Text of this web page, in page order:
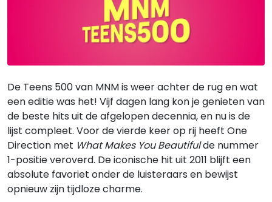
De Teens 500 van MNM is weer achter de rug en wat
een editie was het! Vijf dagen lang kon je genieten van
de beste hits uit de afgelopen decennia, en nu is de
lijst compleet. Voor de vierde keer op rij heeft One
Direction met What Makes You Beautifulde nummer
1-positie veroverd. De iconische hit uit 2011 blijft een
absolute favoriet onder de luisteraars en bewijst
opnieuw zijn tijdloze charme.